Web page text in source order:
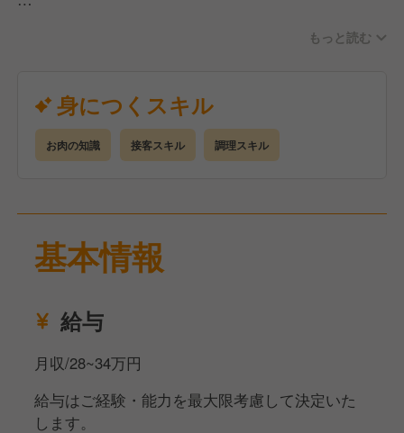
・ドリンク作り
・洗いもの
・スタッフ教育
・レジ対応
などをお任せ致します。
※配属店舗に関してはお住まいや希望含めて面接内で
決定いたします。
しゃぶしゃぶ但馬屋浅草ROX店
しゃぶしゃぶ但馬屋さいたま新都心店
もっと読む
身につくスキル
お肉の知識 接客スキル 調理スキル
基本情報
給与
月収/28~34万円
給与はご経験・能力を最大限考慮して決定いた
します。